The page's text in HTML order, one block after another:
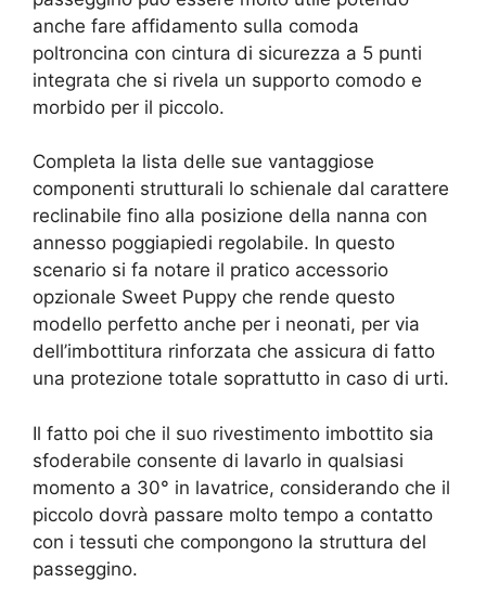
anche fare affidamento sulla comoda
poltroncina con cintura di sicurezza a 5 punti
integrata che si rivela un supporto comodo e
morbido per il piccolo.
Completa la lista delle sue vantaggiose
componenti strutturali lo schienale dal carattere
reclinabile fino alla posizione della nanna con
annesso poggiapiedi regolabile. In questo
scenario si fa notare il pratico accessorio
opzionale Sweet Puppy che rende questo
modello perfetto anche per i neonati, per via
dell’imbottitura rinforzata che assicura di fatto
una protezione totale soprattutto in caso di urti.
Il fatto poi che il suo rivestimento imbottito sia
sfoderabile consente di lavarlo in qualsiasi
momento a 30° in lavatrice, considerando che il
piccolo dovrà passare molto tempo a contatto
con i tessuti che compongono la struttura del
passeggino.